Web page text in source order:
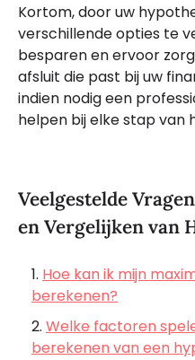
Kortom, door uw
verschillende opties te
besparen en ervoor
afsluit die past bij uw
indien nodig een
helpen bij elke stap van
Veelgestelde
en Vergelijken van
Hoe kan ik mijn
berekenen?
Welke factoren
berekenen van een